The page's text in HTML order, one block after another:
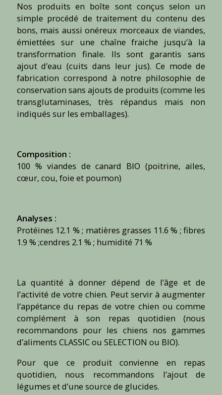
Nos produits en boîte sont conçus selon un
simple procédé de traitement du contenu des
bons, mais aussi onéreux morceaux de viandes,
émiettées sur une chaîne fraiche jusqu’à la
transformation finale. Ils sont garantis sans
ajout d’eau (cuits dans leur jus). Ce mode de
fabrication correspond à notre philosophie de
conservation sans ajouts de produits (comme les
transglutaminases, très répandus mais non
indiqués sur les emballages).
Composition :
100 % viandes de canard BIO (poitrine, ailes,
cœur, cou, foie et poumon)
Analyses :
Protéines 12.1 % ; matières grasses 11.6 % ; fibres
1.9 % ;cendres 2.1 % ; humidité 71 %
La quantité à donner dépend de l’âge et de
l’activité de votre chien. Peut servir à augmenter
l’appétance du repas de votre chien ou comme
complément à son repas quotidien (nous
recommandons pour les chiens nos gammes
d’aliments CLASSIC ou SELECTION ou BIO).
Pour que ce produit convienne en repas
quotidien, nous recommandons l’ajout de
légumes et d’une source de glucides.